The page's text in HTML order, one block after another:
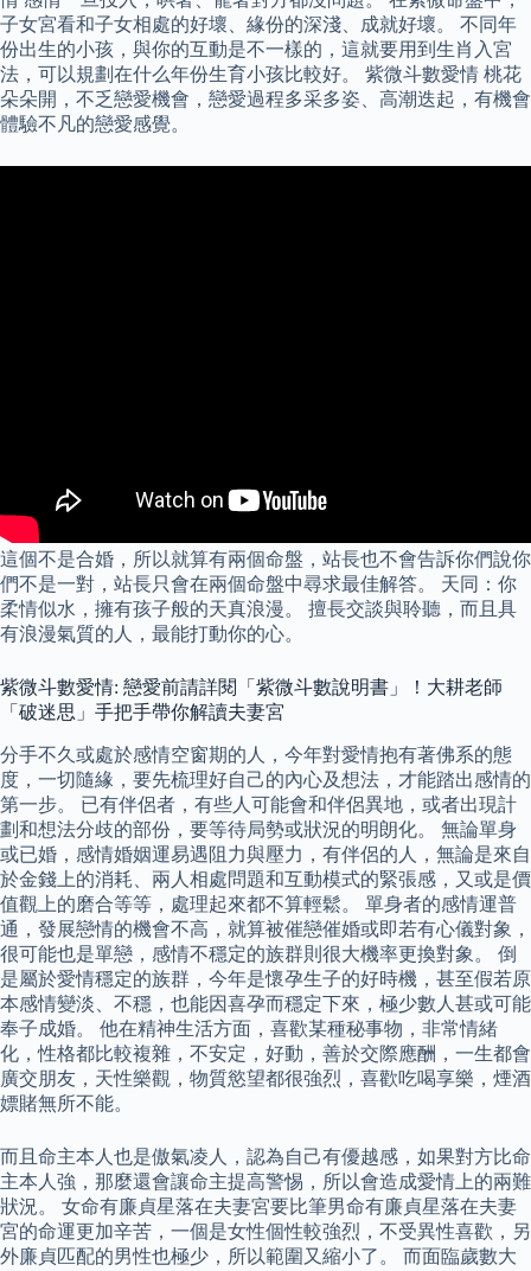
子女宮看和子女相處的好壞、緣份的深淺、成就好壞。 不同年
份出生的小孩，與你的互動是不一樣的，這就要用到生肖入宮
法，可以規劃在什么年份生育小孩比較好。 紫微斗數愛情 桃花
朵朵開，不乏戀愛機會，戀愛過程多采多姿、高潮迭起，有機會
體驗不凡的戀愛感覺。
這個不是合婚，所以就算有兩個命盤，站長也不會告訴你們說你
們不是一對，站長只會在兩個命盤中尋求最佳解答。 天同：你
柔情似水，擁有孩子般的天真浪漫。 擅長交談與聆聽，而且具
有浪漫氣質的人，最能打動你的心。
紫微斗數愛情: 戀愛前請詳閱「紫微斗數說明書」！大耕老師
「破迷思」手把手帶你解讀夫妻宮
分手不久或處於感情空窗期的人，今年對愛情抱有著佛系的態
度，一切隨緣，要先梳理好自己的內心及想法，才能踏出感情的
第一步。 已有伴侶者，有些人可能會和伴侶異地，或者出現計
劃和想法分歧的部份，要等待局勢或狀況的明朗化。 無論單身
或已婚，感情婚姻運易遇阻力與壓力，有伴侶的人，無論是來自
於金錢上的消耗、兩人相處問題和互動模式的緊張感，又或是價
值觀上的磨合等等，處理起來都不算輕鬆。 單身者的感情運普
通，發展戀情的機會不高，就算被催戀催婚或即若有心儀對象，
很可能也是單戀，感情不穩定的族群則很大機率更換對象。 倒
是屬於愛情穩定的族群，今年是懷孕生子的好時機，甚至假若原
本感情變淡、不穩，也能因喜孕而穩定下來，極少數人甚或可能
奉子成婚。 他在精神生活方面，喜歡某種秘事物，非常情緒
化，性格都比較複雜，不安定，好動，善於交際應酬，一生都會
廣交朋友，天性樂觀，物質慾望都很強烈，喜歡吃喝享樂，煙酒
嫖賭無所不能。
而且命主本人也是傲氣凌人，認為自己有優越感，如果對方比命
主本人強，那麼還會讓命主提高警惕，所以會造成愛情上的兩難
狀況。 女命有廉貞星落在夫妻宮要比筆男命有廉貞星落在夫妻
宮的命運更加辛苦，一個是女性個性較強烈，不受異性喜歡，另
外廉貞匹配的男性也極少，所以範圍又縮小了。 而面臨歲數大